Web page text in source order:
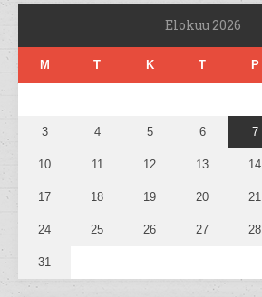
Elokuu 2026
M T K T P
3 4 5 6 7
10 11 12 13 14
17 18 19 20 21
24 25 26 27 28
31